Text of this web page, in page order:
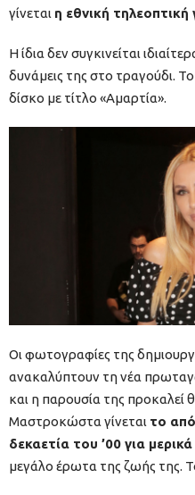
γίνεται η εθνική τηλεοπτική
Η ίδια δεν συγκινείται
δυνάμεις της στο τραγούδι.
δίσκο με τίτλο «Αμαρτία».
Οι φωτογραφίες της
ανακαλύπτουν τη νέα
και η παρουσία της
Μαστροκώστα γίνεται το
δεκαετία του ’00 για
μεγάλο έρωτα της ζωής της.